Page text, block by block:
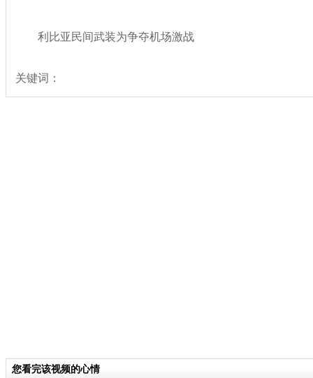
利比亚民间武装为争夺机场激战
关键词：
您看完该视频的心情